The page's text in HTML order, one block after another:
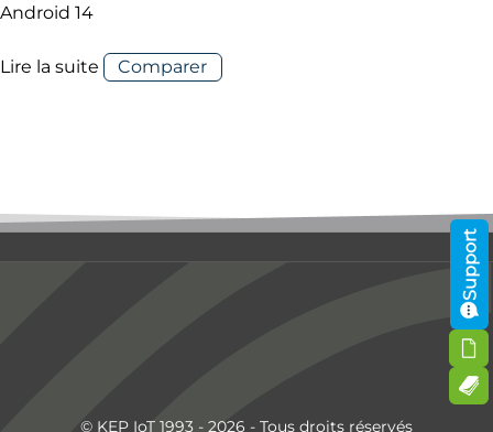
Android 14
Lire la suite Comparer
Support
© KEP IoT 1993 - 2026 - Tous droits réservés